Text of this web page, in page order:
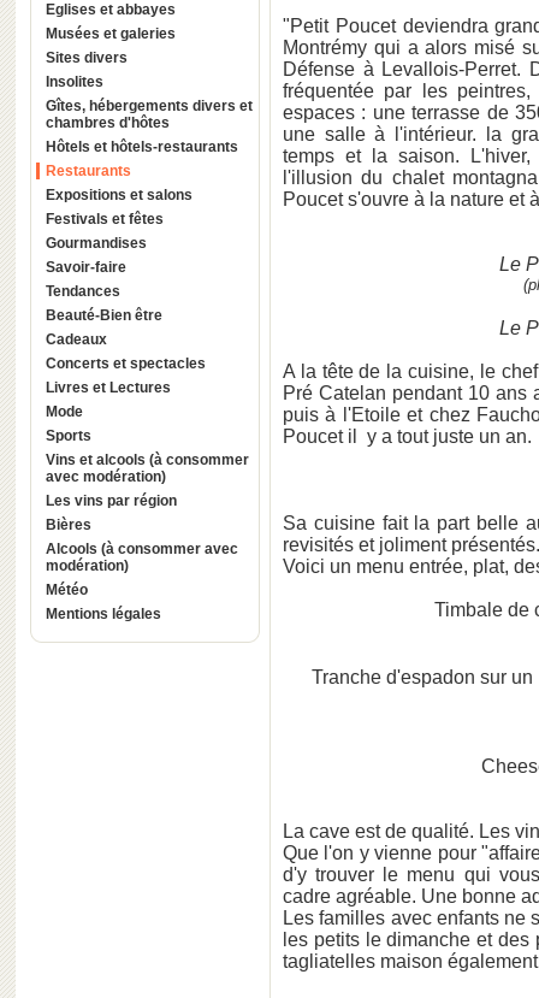
Eglises et abbayes
Musées et galeries
Sites divers
Insolites
Gîtes, hébergements divers et
chambres d'hôtes
Hôtels et hôtels-restaurants
Restaurants
Expositions et salons
Festivals et fêtes
Gourmandises
Savoir-faire
Tendances
Beauté-Bien être
Cadeaux
Concerts et spectacles
Livres et Lectures
Mode
Sports
Vins et alcools (à consommer
avec modération)
Les vins par région
Bières
Alcools (à consommer avec
modération)
Météo
Mentions légales
"Petit Poucet deviendra
Montrémy qui a alors misé
Défense à Levallois-Perret.
fréquentée par les
espaces : une terrasse de
une salle à l'intérieur. la
temps et la saison.
l'illusion du chalet
Poucet s'ouvre à la nature et
Le
Le
A la tête de la cuisine, le
Pré Catelan pendant 10 ans
puis à l'Etoile et chez
Poucet il y a tout juste un an.
Sa cuisine fait la part belle
revisités et joliment présentés.
Voici un menu entrée, plat,
Timbale de
Tranche d'espadon sur
La cave est de qualité. Les
Que l'on y vienne pour
d'y trouver le menu qui
cadre agréable. Une bonne
Les familles avec enfants ne
les petits le dimanche et
tagliatelles maison